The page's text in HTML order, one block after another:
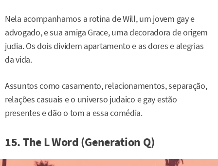
Nela acompanhamos a rotina de Will, um jovem gay e
advogado, e sua amiga Grace, uma decoradora de origem
judia. Os dois dividem apartamento e as dores e alegrias
da vida.
Assuntos como casamento, relacionamentos, separação,
relações casuais e o universo judaico e gay estão
presentes e dão o tom a essa comédia.
15. The L Word (Generation Q)